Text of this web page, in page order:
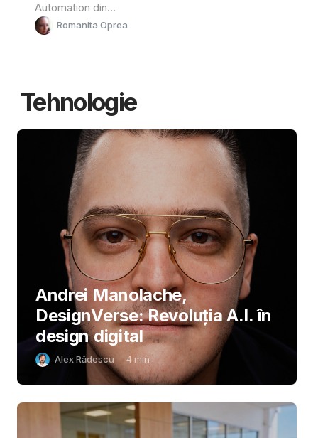
Automation din...
Romanita Oprea
Tehnologie
Andrei Manolache,
DesignVerse: Revoluția A.I. în
design digital
Alex Rădescu 4 min